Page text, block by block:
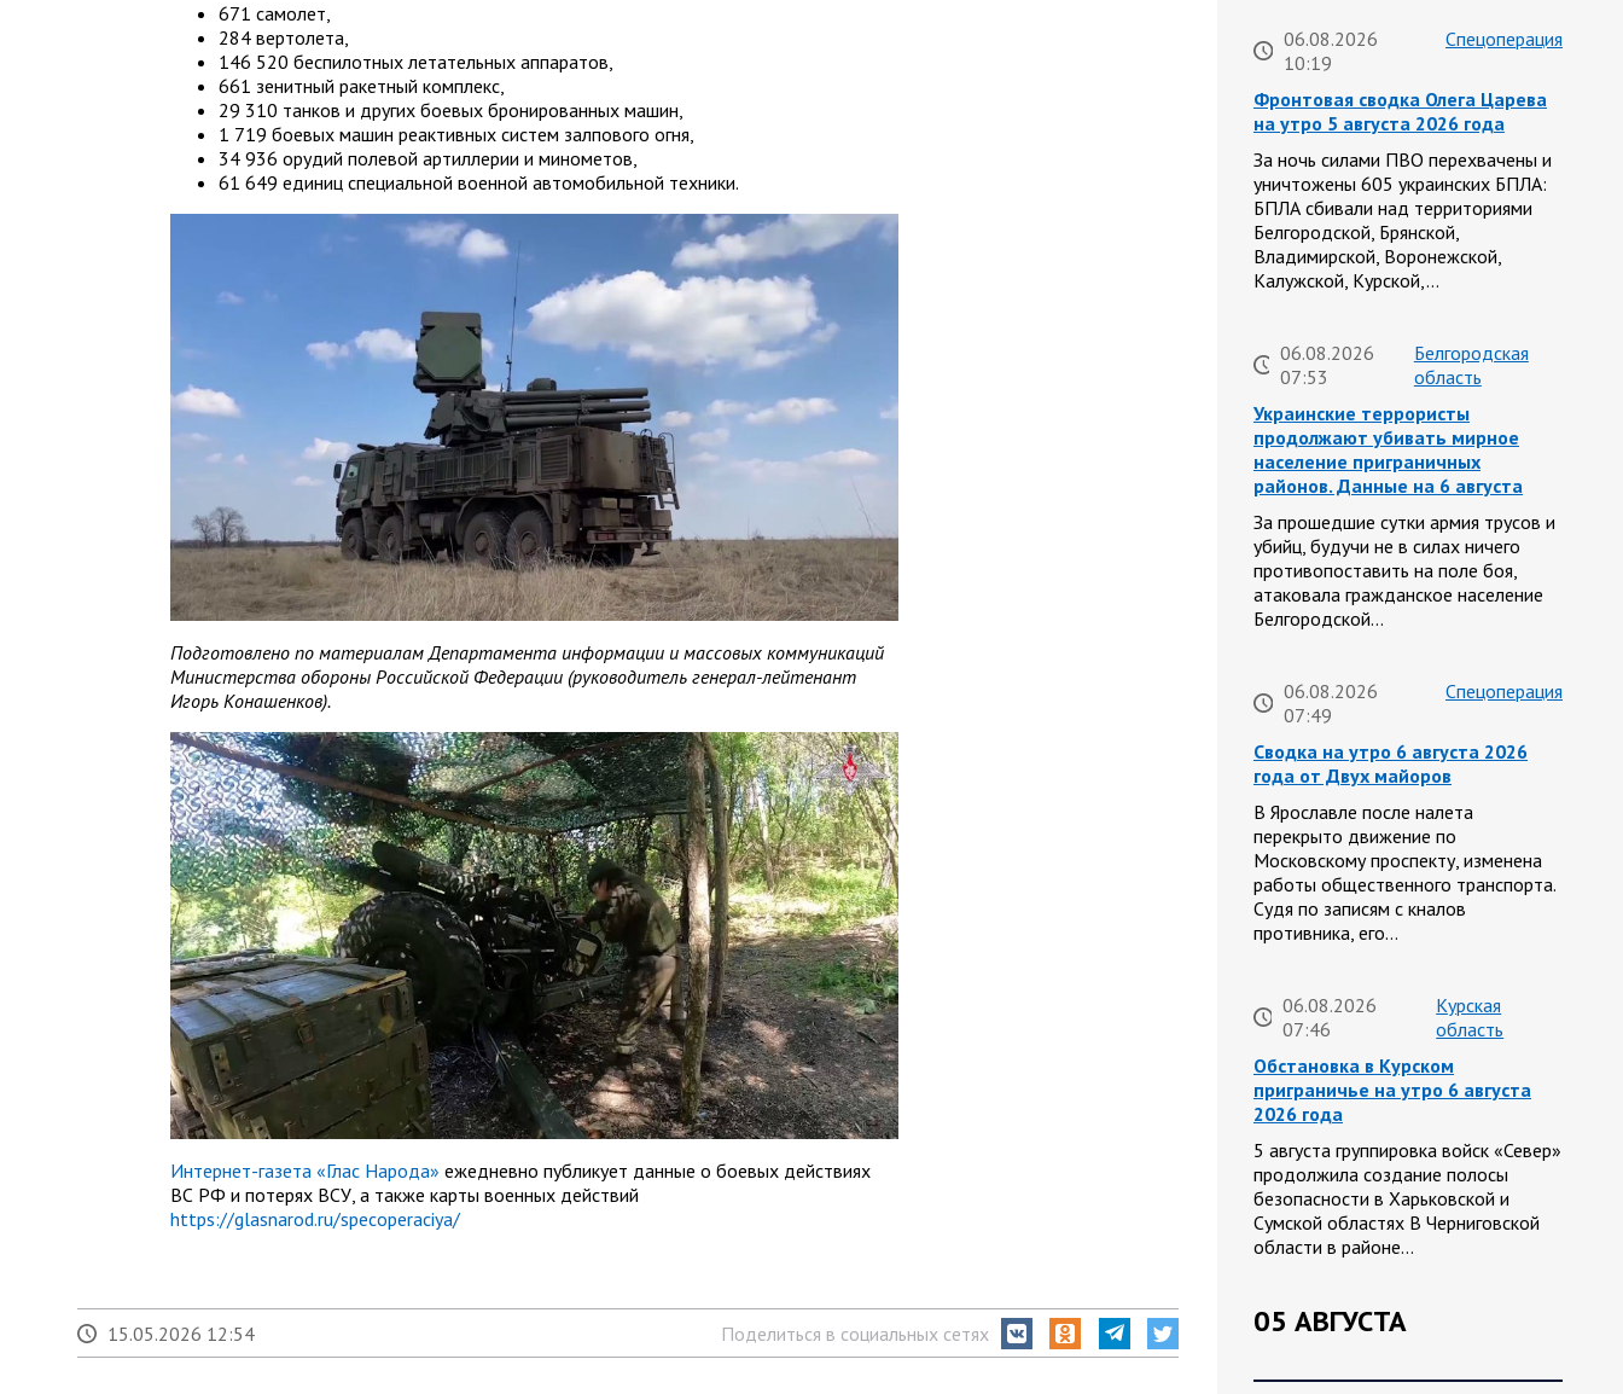
671 самолет,
284 вертолета,
146 520 беспилотных летательных аппаратов,
661 зенитный ракетный комплекс,
29 310 танков и других боевых бронированных машин,
1 719 боевых машин реактивных систем залпового огня,
34 936 орудий полевой артиллерии и минометов,
61 649 единиц специальной военной автомобильной техники.
Подготовлено по материалам Департамента информации и массовых коммуникаций
Министерства обороны Российской Федерации (руководитель генерал-лейтенант
Игорь Конашенков).
Интернет-газета «Глас Народа»ежедневно публикует данные о боевых действиях
ВС РФ и потерях ВСУ, а также карты военных действий
https://glasnarod.ru/specoperaciya/
15.05.2026 12:54 Поделиться в социальных сетях
06.08.2026
10:19
Спецоперация
Фронтовая сводка Олега Царева
на утро 5 августа 2026 года
За ночь силами ПВО перехвачены и
уничтожены 605 украинских БПЛА:
БПЛА сбивали над территориями
Белгородской, Брянской,
Владимирской, Воронежской,
Калужской, Курской,…
06.08.2026
07:53
Белгородская
область
Украинские террористы
продолжают убивать мирное
население приграничных
районов. Данные на 6 августа
За прошедшие сутки армия трусов и
убийц, будучи не в силах ничего
противопоставить на поле боя,
атаковала гражданское население
Белгородской…
06.08.2026
07:49
Спецоперация
Сводка на утро 6 августа 2026
года от Двух майоров
В Ярославле после налета
перекрыто движение по
Московскому проспекту, изменена
работы общественного транспорта.
Судя по записям с кналов
противника, его…
06.08.2026
07:46
Курская
область
Обстановка в Курском
приграничье на утро 6 августа
2026 года
5 августа группировка войск «Север»
продолжила создание полосы
безопасности в Харьковской и
Сумской областях В Черниговской
области в районе…
05 АВГУСТА